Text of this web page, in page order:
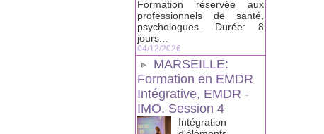
Formation réservée aux
professionnels de santé,
psychologues. Durée: 8
jours...
04/12/2026
MARSEILLE:
Formation en EMDR
Intégrative, EMDR -
IMO. Session 4
Intégration